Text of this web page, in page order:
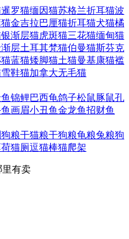
暹罗猫缅因猫苏格兰折耳猫波
金吉拉巴厘猫折耳猫犬猫橘
银渐层猫虎斑猫三花猫缅甸猫
层土耳其梵猫伯曼猫斯芬克
蓝猫矮脚猫土猫曼基康猫褴
雪鞋猫加拿大无毛猫
锦鲤巴西龟鸽子松鼠豚鼠孔
画眉小丑鱼金龙鱼招财鱼
粮干猫粮干狗粮龟粮兔粮狗
猫厕逗猫棒猫爬架
里有卖